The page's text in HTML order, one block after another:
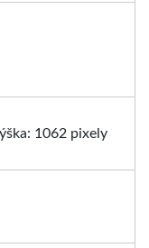
1062 pixely